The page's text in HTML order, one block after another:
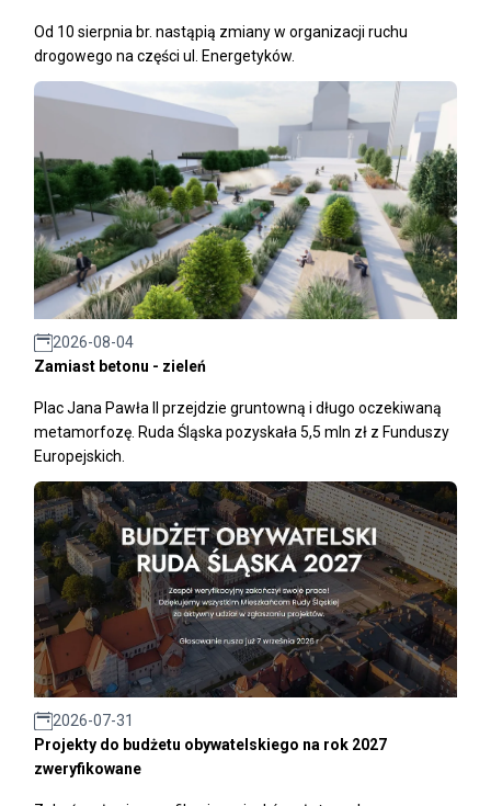
Od 10 sierpnia br. nastąpią zmiany w organizacji ruchu
drogowego na części ul. Energetyków.
2026-08-04
Zamiast betonu - zieleń
Plac Jana Pawła II przejdzie gruntowną i długo oczekiwaną
metamorfozę. Ruda Śląska pozyskała 5,5 mln zł z Funduszy
Europejskich.
2026-07-31
Projekty do budżetu obywatelskiego na rok 2027
zweryfikowane